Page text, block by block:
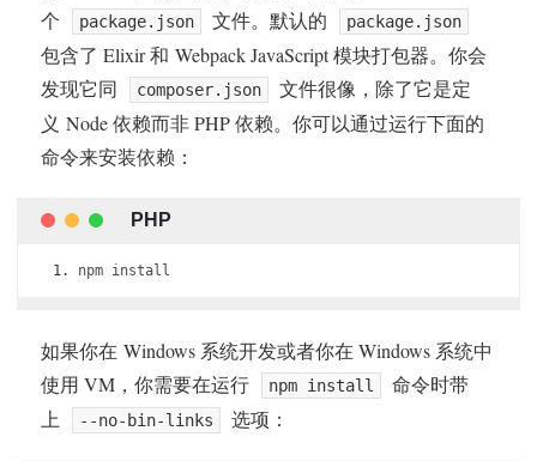
个
package.json 文件。默认的 package.json
包含了 Elixir 和 Webpack JavaScript 模块打包器。你会
发现它同
composer.json
文件很像，除了它是定
义 Node 依赖而非 PHP 依赖。你可以通过运行下面的
命令来安装依赖：
npm install
如果你在 Windows 系统开发或者你在 Windows 系统中
使用 VM，你需要在运行
npm install
命令时带
上
--no-bin-links 选项：